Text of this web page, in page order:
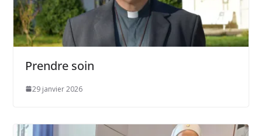
Prendre soin
29 janvier 2026